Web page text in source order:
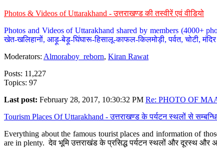
Photos & Videos of Uttarakhand - उत्तराखण्ड की तस्वीरें एवं वीडियो
Photos and Videos of Uttarakhand shared by members (4000+
खेत-खलिहानों, आड़ू-बेड़ू-घिंघारू-हिसालू-काफल-किलमोड़ी, पर्वत, चोटी,
Moderators: Almoraboy_reborn, Kiran Rawat
Posts: 11,227
Topics: 97
Last post: February 28, 2017, 10:30:32 PM Re: PHOTO OF
Tourism Places Of Uttarakhand - उत्तराखण्ड के पर्यटन स्थलों से
Everything about the famous tourist places and information of
are in plenty. देव भूमि उत्तराखंड के प्रसिद्ध पर्यटन स्थलों और दूरस्थ